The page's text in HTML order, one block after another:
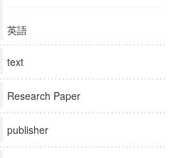
英語
text
Research Paper
publisher